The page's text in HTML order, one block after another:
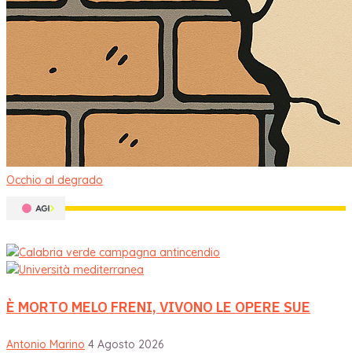
Occhio al degrado
È MORTO MELO FRENI, VIVONO LE OPERE SUE
Antonio Marino 4 Agosto 2026